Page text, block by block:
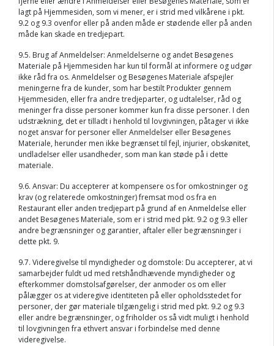
lagt på Hjemmesiden, som vi mener, er i strid med vilkårene i pkt.
9.2 og 9.3 ovenfor eller på anden måde er stødende eller på anden
måde kan skade en tredjepart.
9.5. Brug af Anmeldelser: Anmeldelserne og andet Besøgenes
Materiale på Hjemmesiden har kun til formål at informere og udgør
ikke råd fra os. Anmeldelser og Besøgenes Materiale afspejler
meningerne fra de kunder, som har bestilt Produkter gennem
Hjemmesiden, eller fra andre tredjeparter, og udtalelser, råd og
meninger fra disse personer kommer kun fra disse personer. I den
udstrækning, det er tilladt i henhold til lovgivningen, påtager vi ikke
noget ansvar for personer eller Anmeldelser eller Besøgenes
Materiale, herunder men ikke begrænset til fejl, injurier, obskønitet,
undladelser eller usandheder, som man kan støde på i dette
materiale.
9.6. Ansvar: Du accepterer at kompensere os for omkostninger og
krav (og relaterede omkostninger) fremsat mod os fra en
Restaurant eller anden tredjepart på grund af en Anmeldelse eller
andet Besøgenes Materiale, som er i strid med pkt. 9.2 og 9.3 eller
andre begrænsninger og garantier, aftaler eller begrænsninger i
dette pkt. 9.
9.7. Videregivelse til myndigheder og domstole: Du accepterer, at vi
samarbejder fuldt ud med retshåndhævende myndigheder og
efterkommer domstolsafgørelser, der anmoder os om eller
pålægger os at videregive identiteten på eller opholdsstedet for
personer, der gør materiale tilgængelig i strid med pkt. 9.2 og 9.3
eller andre begrænsninger, og friholder os så vidt muligt i henhold
til lovgivningen fra ethvert ansvar i forbindelse med denne
videregivelse.